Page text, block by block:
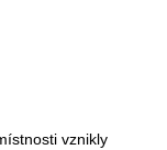
vznikly